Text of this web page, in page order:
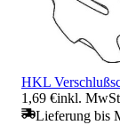
HKL
1,69 €inkl.
Lieferung bis